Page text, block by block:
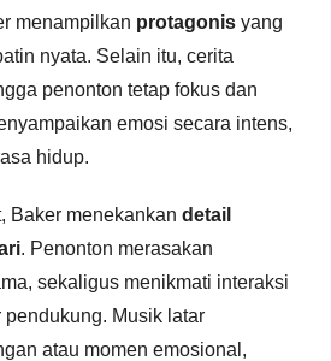
menampilkan protagonis yang
nyata. Selain itu, cerita
penonton tetap fokus dan
emosi secara intens,
hidup.
Baker menekankan detail
. Penonton merasakan
sekaligus menikmati interaksi
pendukung. Musik latar
atau momen emosional,